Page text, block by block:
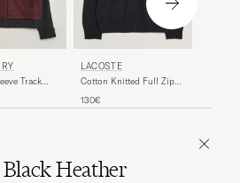
Track
LACOSTE
Cotton Knitted Full Zip
130€
Heather